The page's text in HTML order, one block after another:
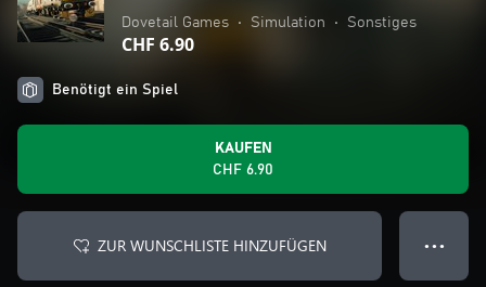
Dovetail Games • Simulation • Sonstiges
CHF 6.90
Benötigt ein Spiel
KAUFEN
CHF 6.90
ZUR WUNSCHLISTE HINZUFÜGEN ● ● ●